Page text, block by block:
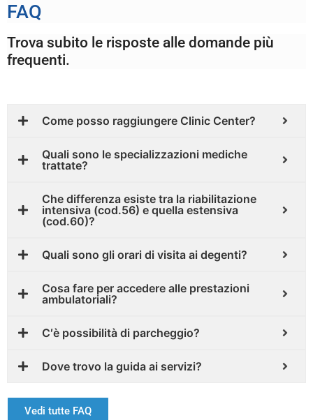
FAQ
Trova subito le risposte alle domande più
frequenti.
Come posso raggiungere Clinic Center?
Quali sono le specializzazioni mediche
trattate?
Che differenza esiste tra la riabilitazione
intensiva (cod.56) e quella estensiva
(cod.60)?
Quali sono gli orari di visita ai degenti?
Cosa fare per accedere alle prestazioni
ambulatoriali?
C′è possibilità di parcheggio?
Dove trovo la guida ai servizi?
Vedi tutte FAQ